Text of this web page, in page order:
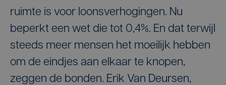
ruimte is voor loonsverhogingen. Nu
beperkt een wet die tot 0,4%. En dat terwijl
steeds meer mensen het moeilijk hebben
om de eindjes aan elkaar te knopen,
zeggen de bonden. Erik Van Deursen,